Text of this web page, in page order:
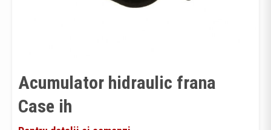
Acumulator hidraulic frana
Case ih